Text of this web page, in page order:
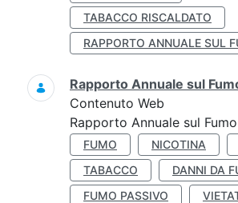
TABACCO RISCALDATO
RAPPORTO ANNUALE SUL
Rapporto Annuale sul
Contenuto Web
Rapporto Annuale sul
FUMO NICOTINA
TABACCO
DANNI DA
FUMO PASSIVO